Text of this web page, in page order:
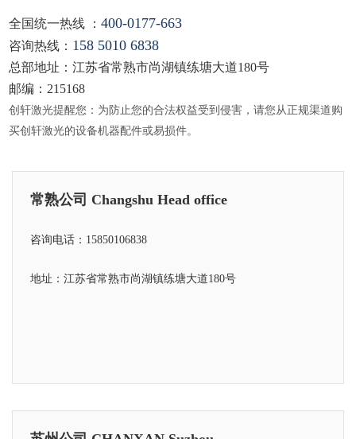
全国统一热线 ：400-0177-663
咨询热线： 158 5010 6838
总部地址：江苏省常熟市尚湖镇练塘大道180号
邮编：215168
创轩激光提醒您：为防止您的合法权益受到侵害，请您从正规渠道购
买创轩激光的设备机器配件或易损件。
常熟公司 Changshu Head office
咨询电话：15850106838
地址：江苏省常熟市尚湖镇练塘大道180号